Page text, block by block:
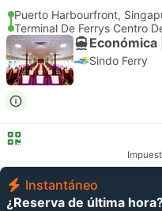
Puerto Harbourfront,
Terminal De Ferrys Centro
Económica
Sindo Ferry
Instantáneo
¿Reserva de última